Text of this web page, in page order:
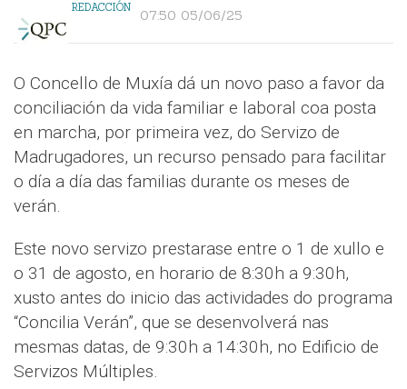
REDACCIÓN 07:50 05/06/25
O Concello de Muxía dá un novo paso a favor da
conciliación da vida familiar e laboral coa posta
en marcha, por primeira vez, do Servizo de
Madrugadores, un recurso pensado para facilitar
o día a día das familias durante os meses de
verán.
Este novo servizo prestarase entre o 1 de xullo e
o 31 de agosto, en horario de 8:30h a 9:30h,
xusto antes do inicio das actividades do programa
“Concilia Verán”, que se desenvolverá nas
mesmas datas, de 9:30h a 14:30h, no Edificio de
Servizos Múltiples.